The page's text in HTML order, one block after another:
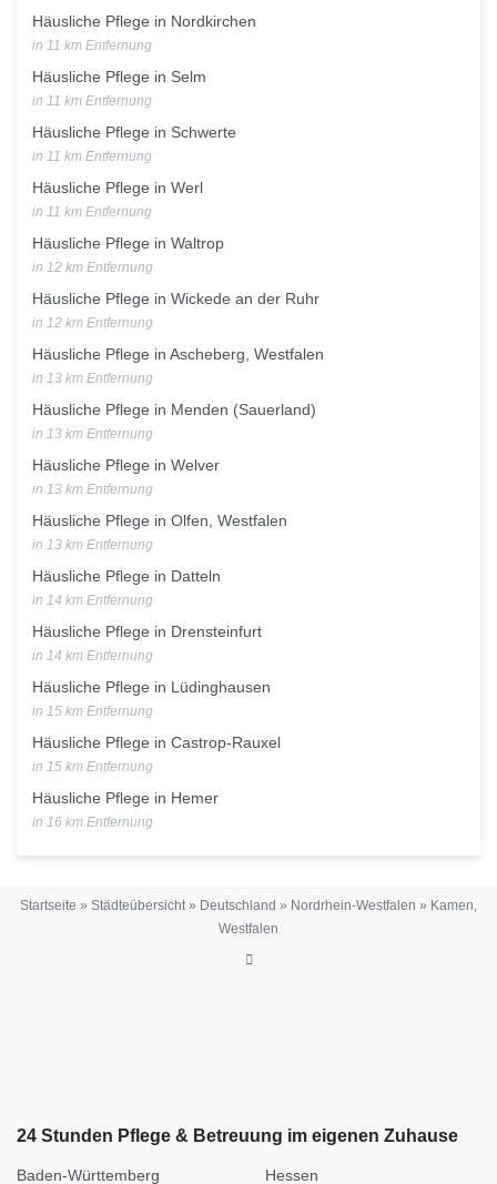
Häusliche Pflege in Nordkirchen
in 11 km Entfernung
Häusliche Pflege in Selm
in 11 km Entfernung
Häusliche Pflege in Schwerte
in 11 km Entfernung
Häusliche Pflege in Werl
in 11 km Entfernung
Häusliche Pflege in Waltrop
in 12 km Entfernung
Häusliche Pflege in Wickede an der Ruhr
in 12 km Entfernung
Häusliche Pflege in Ascheberg, Westfalen
in 13 km Entfernung
Häusliche Pflege in Menden (Sauerland)
in 13 km Entfernung
Häusliche Pflege in Welver
in 13 km Entfernung
Häusliche Pflege in Olfen, Westfalen
in 13 km Entfernung
Häusliche Pflege in Datteln
in 14 km Entfernung
Häusliche Pflege in Drensteinfurt
in 14 km Entfernung
Häusliche Pflege in Lüdinghausen
in 15 km Entfernung
Häusliche Pflege in Castrop-Rauxel
in 15 km Entfernung
Häusliche Pflege in Hemer
in 16 km Entfernung
Startseite » Städteübersicht» Deutschland » Nordrhein-Westfalen » Kamen,
Westfalen
24 Stunden Pflege & Betreuung im eigenen Zuhause
Baden-Württemberg
Hessen